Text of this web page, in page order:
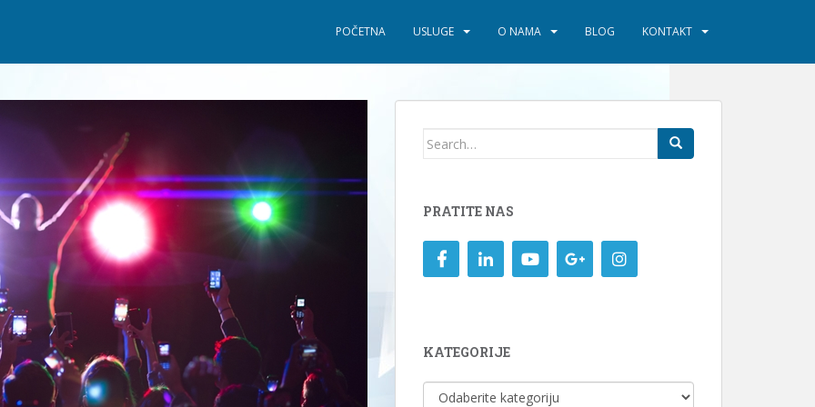
POČETNA USLUGE O NAMA BLOG KONTAKT
Search
PRATITE NAS
KATEGORIJE
KATEGORIJE